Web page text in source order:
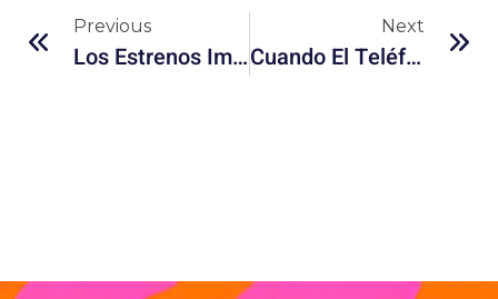
Previous
Los Estrenos Imperdibles De Netflix Para Diciembre 2024
Next
Cuando El Teléfono Suena: El K-Drama Que Tienes Que Ver